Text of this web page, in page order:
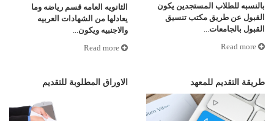
بالنسبه للطلاب المستجدين يكون
القبول عن طريق مكتب تنسيق
القبول بالجامعات
Read more
الثانويه العامه قسم رياضه وما
يعادلها من الشهادات العربيه
والاجنبيه ويكون...
Read more
طريقة التقديم للمعهد الاوراق المطلوبة للتقديم